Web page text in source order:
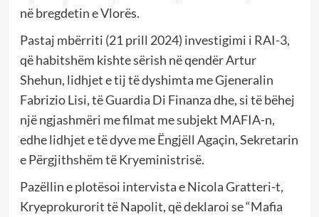
në bregdetin e Vlorës.
Pastaj mbërriti (21 prill 2024) investigimi i RAI-3,
që habitshëm kishte sërish në qendër Artur
Shehun, lidhjet e tij të dyshimta me Gjeneralin
Fabrizio Lisi, të Guardia Di Finanza dhe, si të bëhej
një ngjashmëri me filmat me subjekt MAFIA-n,
edhe lidhjet e të dyve me Ëngjëll Agaçin, Sekretarin
e Përgjithshëm të Kryeministrisë.
Pazëllin e plotësoi intervista e Nicola Gratteri-t,
Kryeprokurorit të Napolit, që deklaroi se “Mafia